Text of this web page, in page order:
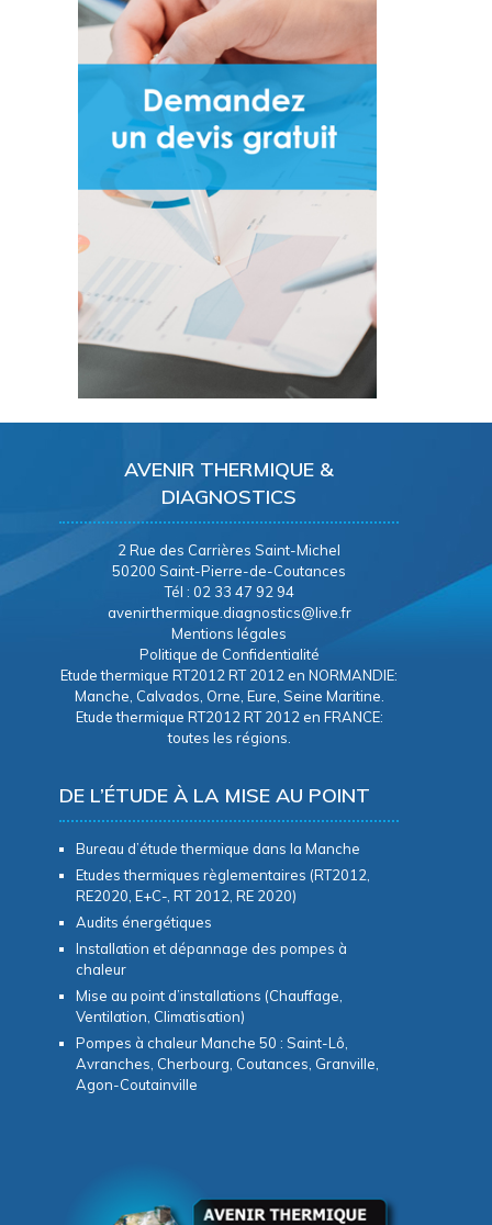
AVENIR THERMIQUE &
DIAGNOSTICS
2 Rue des Carrières Saint-Michel
50200 Saint-Pierre-de-Coutances
Tél : 02 33 47 92 94
avenirthermique.diagnostics@live.fr
Mentions légales
Politique de Confidentialité
Etude thermique RT2012 RT 2012 en NORMANDIE:
Manche, Calvados, Orne, Eure, Seine Maritine.
Etude thermique RT2012 RT 2012 en FRANCE:
toutes les régions.
DE L’ÉTUDE À LA MISE AU POINT
Bureau d’étude thermique dans la Manche
Etudes thermiques règlementaires (RT2012,
RE2020, E+C-, RT 2012, RE 2020)
Audits énergétiques
Installation et dépannage des pompes à
chaleur
Mise au point d’installations (Chauffage,
Ventilation, Climatisation)
Pompes à chaleur Manche 50 : Saint-Lô,
Avranches, Cherbourg, Coutances, Granville,
Agon-Coutainville